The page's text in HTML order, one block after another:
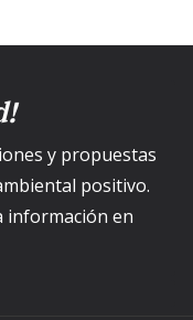
y propuestas
positivo.
información en